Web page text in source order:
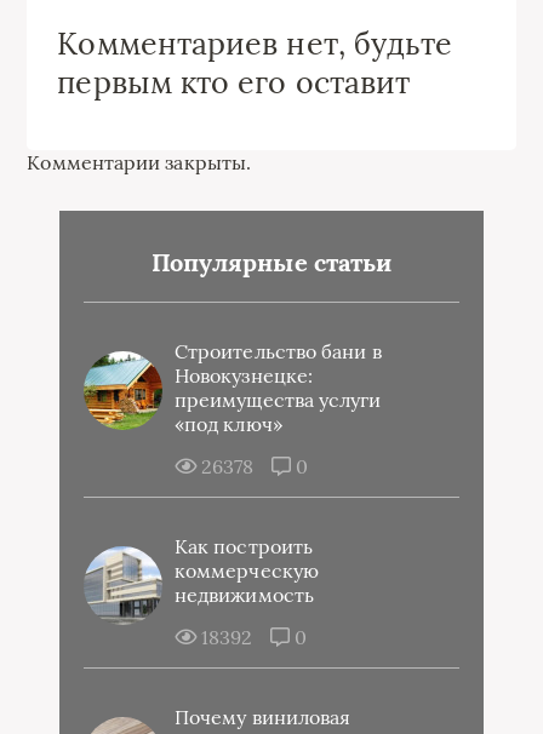
Комментариев нет, будьте
первым кто его оставит
Комментарии закрыты.
Популярные статьи
Строительство бани в
Новокузнецке:
преимущества услуги
«под ключ»
26378
0
Как построить
коммерческую
недвижимость
18392
0
Почему виниловая